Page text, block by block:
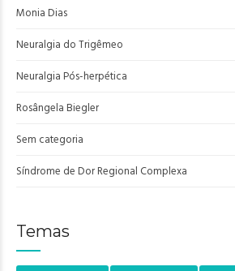
Monia Dias
Neuralgia do Trigêmeo
Neuralgia Pós-herpética
Rosângela Biegler
Sem categoria
Síndrome de Dor Regional Complexa
Temas